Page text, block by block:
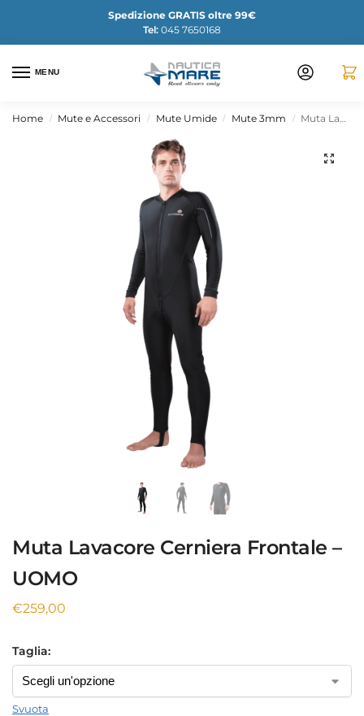
Spedizione GRATIS oltre 99€
Tel: 045 7650168
MENU
Home / Mute e Accessori / Mute Umide / Mute 3mm / Muta Lavacore Cerniera Frontale – UOMO
Muta Lavacore Cerniera Frontale –
UOMO
€259,00
Taglia:
Svuota